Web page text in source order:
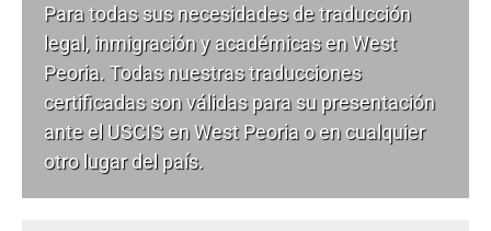
Para todas sus necesidades detraducción
legal, inmigración y académicas en West
Peoria. Todas nuestras traducciones
certificadas son válidas para su presentación
ante el USCIS en West Peoria o en cualquier
otro lugar del país.